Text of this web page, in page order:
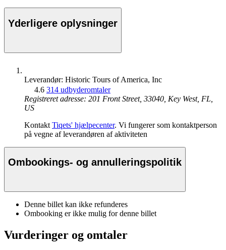
Yderligere oplysninger
Leverandør: Historic Tours of America, Inc
4.6 314 udbyderomtaler
Registreret adresse: 201 Front Street, 33040, Key West, FL,
US
Kontakt Tiqets' hjælpecenter. Vi fungerer som kontaktperson
på vegne af leverandøren af aktiviteten
Ombookings- og annulleringspolitik
Denne billet kan ikke refunderes
Ombooking er ikke mulig for denne billet
Vurderinger og omtaler